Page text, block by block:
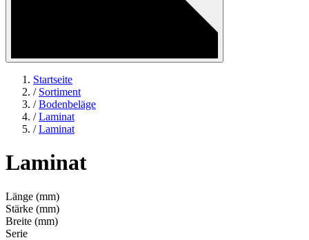
Startseite
/ Sortiment
/ Bodenbeläge
/ Laminat
/ Laminat
Laminat
Länge (mm)
Stärke (mm)
Breite (mm)
Serie